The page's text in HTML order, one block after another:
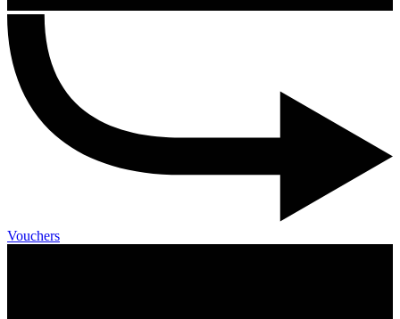
Vouchers